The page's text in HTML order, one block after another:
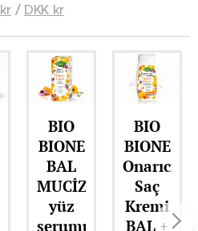
/ DKK kr
BIO
BIONE
BAL
MUCİZESİ
yüz
serumu
BIO
BIONE
Onarıcı
Saç
Kremi
BAL +